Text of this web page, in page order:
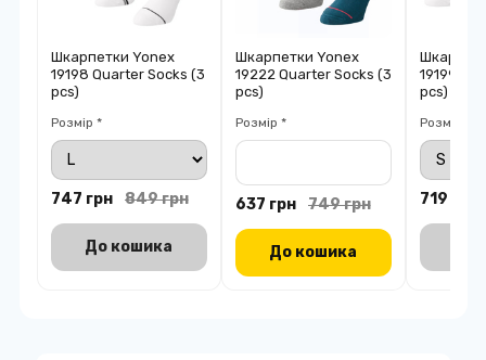
Шкарпетки Yonex
19198 Quarter Socks (3
pcs)
Розмір *
747 грн 849 грн
До кошика
Шкарпетки Yonex
19222 Quarter Socks (3
pcs)
Розмір *
637 грн 749 грн
До кошика
19199
pcs)
Розмір *
719 грн